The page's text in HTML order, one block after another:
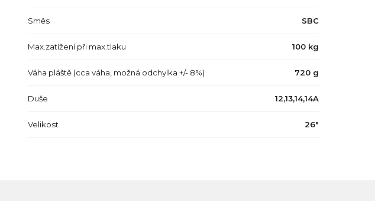
Směs SBC
Max.zatížení při max.tlaku 100 kg
Váha pláště (cca váha, možná odchylka +/- 8%) 720 g
Duše 12,13,14,14A
Velikost 26"